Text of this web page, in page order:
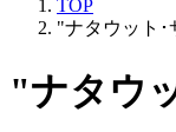
TOP
"ナタウット･
"ナタウ